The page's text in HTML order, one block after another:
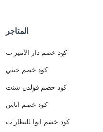
المتاجر
كود خصم دار الأميرات
كود خصم جيني
كود خصم قولدن سنت
كود خصم اناس
كود خصم ايوا للنظارات